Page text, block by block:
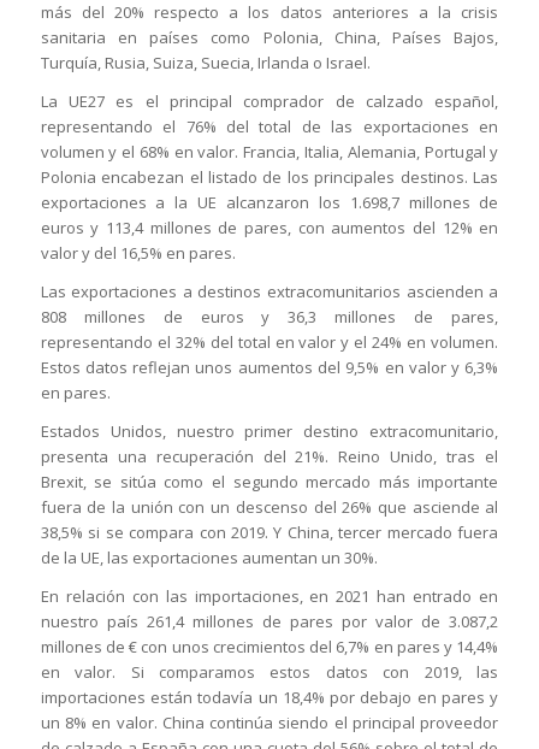
más del 20% respecto a los datos anteriores a la crisis
sanitaria en países como Polonia, China, Países Bajos,
Turquía, Rusia, Suiza, Suecia, Irlanda o Israel.
La UE27 es el principal comprador de calzado español,
representando el 76% del total de las exportaciones en
volumen y el 68% en valor. Francia, Italia, Alemania, Portugal y
Polonia encabezan el listado de los principales destinos. Las
exportaciones a la UE alcanzaron los 1.698,7 millones de
euros y 113,4 millones de pares, con aumentos del 12% en
valor y del 16,5% en pares.
Las exportaciones a destinos extracomunitarios ascienden a
808 millones de euros y 36,3 millones de pares,
representando el 32% del total en valor y el 24% en volumen.
Estos datos reflejan unos aumentos del 9,5% en valor y 6,3%
en pares.
Estados Unidos, nuestro primer destino extracomunitario,
presenta una recuperación del 21%. Reino Unido, tras el
Brexit, se sitúa como el segundo mercado más importante
fuera de la unión con un descenso del 26% que asciende al
38,5% si se compara con 2019. Y China, tercer mercado fuera
de la UE, las exportaciones aumentan un 30%.
En relación con las importaciones, en 2021 han entrado en
nuestro país 261,4 millones de pares por valor de 3.087,2
millones de € con unos crecimientos del 6,7% en pares y 14,4%
en valor. Si comparamos estos datos con 2019, las
importaciones están todavía un 18,4% por debajo en pares y
un 8% en valor. China continúa siendo el principal proveedor